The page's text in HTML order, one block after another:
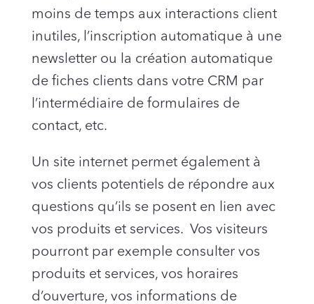
moins de temps aux interactions client
inutiles, l’inscription automatique à une
newsletter ou la création automatique
de fiches clients dans votre CRM par
l’intermédiaire de formulaires de
contact, etc.
Un site internet permet également à
vos clients potentiels de répondre aux
questions qu’ils se posent en lien avec
vos produits et services. Vos visiteurs
pourront par exemple consulter vos
produits et services, vos horaires
d’ouverture, vos informations de